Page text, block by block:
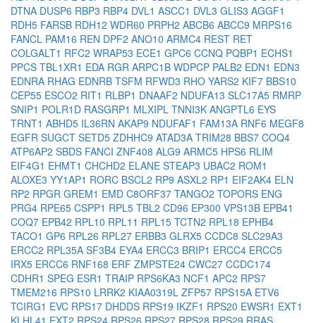
DTNA DUSP6 RBP3 RBP4 DVL1 ASCC1 DVL3 GLIS3 AGGF1
RDH5 FARSB RDH12 WDR60 PRPH2 ABCB6 ABCC9 MRPS16
FANCL PAM16 REN DPF2 ANO10 ARMC4 REST RET
COLGALT1 RFC2 WRAP53 ECE1 GPC6 CCNQ PQBP1 ECHS1
PPCS TBL1XR1 EDA RGR ARPC1B WDPCP PALB2 EDN1 EDN3
EDNRA RHAG EDNRB TSFM RFWD3 RHO YARS2 KIF7 BBS10
CEP55 ESCO2 RIT1 RLBP1 DNAAF2 NDUFA13 SLC17A5 RMRP
SNIP1 POLR1D RASGRP1 MLXIPL TNNI3K ANGPTL6 EYS
TRNT1 ABHD5 IL36RN AKAP9 NDUFAF1 FAM13A RNF6 MEGF8
EGFR SUGCT SETD5 ZDHHC9 ATAD3A TRIM28 BBS7 COQ4
ATP6AP2 SBDS FANCI ZNF408 ALG9 ARMC5 HPS6 RLIM
EIF4G1 EHMT1 CHCHD2 ELANE STEAP3 UBAC2 ROM1
ALOXE3 YY1AP1 RORC BSCL2 RP9 ASXL2 RP1 EIF2AK4 ELN
RP2 RPGR GREM1 EMD C8ORF37 TANGO2 TOPORS ENG
PRG4 RPE65 CSPP1 RPL5 TBL2 CD96 EP300 VPS13B EPB41
COQ7 EPB42 RPL10 RPL11 RPL15 TCTN2 RPL18 EPHB4
TACO1 GP6 RPL26 RPL27 ERBB3 GLRX5 CCDC8 SLC29A3
ERCC2 RPL35A SF3B4 EYA4 ERCC3 BRIP1 ERCC4 ERCC5
IRX5 ERCC6 RNF168 ERF ZMPSTE24 CWC27 CCDC174
CDHR1 SPEG ESR1 TRAIP RPS6KA3 NCF1 APC2 RPS7
TMEM216 RPS10 LRRK2 KIAA0319L ZFP57 RPS15A ETV6
TCIRG1 EVC RPS17 DHDDS RPS19 IKZF1 RPS20 EWSR1 EXT1
KLHL41 EXT2 RPS24 RPS26 RPS27 RPS28 RPS29 RRAS